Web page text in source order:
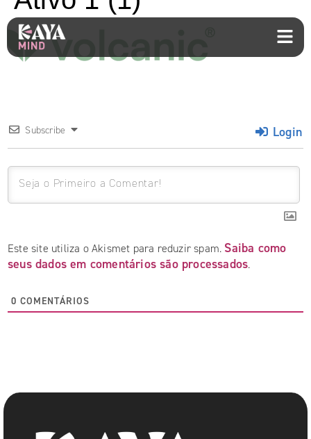
Subscribe Login
Este site utiliza o Akismet para reduzir spam. Saiba como
seus dados em comentários são processados.
0 COMENTÁRIOS